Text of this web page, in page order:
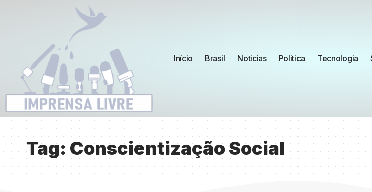
Início Brasil Noticias Politica Tecnologia
Tag: Conscientização Social